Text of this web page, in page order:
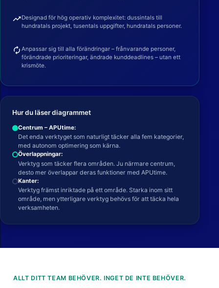
trending_upDesignad för hög operativ komplexitet: dussintals till
hundratals projekt, tusentals uppgifter, hundratals personer.
autorenew Anpassar sig till alla förändringar – frånvarande personer,
förändrade prioriteringar, ändrade kunddeadlines – utan ett
krismöte.
Hur du läser diagrammet
Centrum – APUtime:
Det enda verktyget som naturligt täcker alla fem kategorier,
med autonom optimering som kärna.
Överlappningar:
Verktyg som täcker flera områden. Ju närmare centrum,
desto mer överlappar deras funktioner med APUtime.
Kanter:
Verktyg främst inriktade på ett område. Starka inom sitt
område, men ytterligare verktyg behövs för att täcka hela
verksamheten.
ALLT DITT TEAM BEHÖVER. INGET DE INTE BEHÖVER.